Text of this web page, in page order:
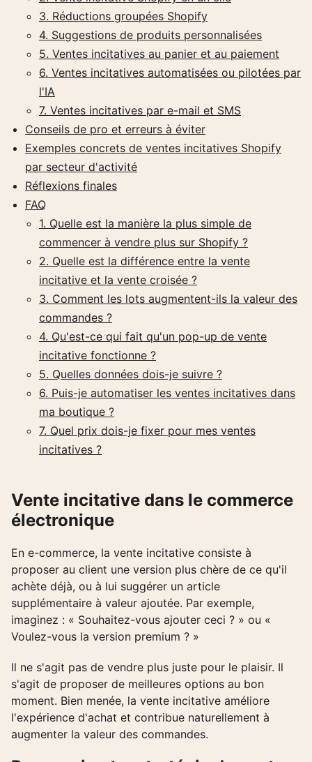
3. Réductions groupées Shopify
4. Suggestions de produits personnalisées
5. Ventes incitatives au panier et au paiement
6. Ventes incitatives automatisées ou pilotées par
l'IA
7. Ventes incitatives par e-mail et SMS
Conseils de pro et erreurs à éviter
Exemples concrets de ventes incitatives Shopify
par secteur d'activité
Réflexions finales
FAQ
1. Quelle est la manière la plus simple de
commencer à vendre plus sur Shopify ?
2. Quelle est la différence entre la vente
incitative et la vente croisée ?
3. Comment les lots augmentent-ils la valeur des
commandes ?
4. Qu'est-ce qui fait qu'un pop-up de vente
incitative fonctionne ?
5. Quelles données dois-je suivre ?
6. Puis-je automatiser les ventes incitatives dans
ma boutique ?
7. Quel prix dois-je fixer pour mes ventes
incitatives ?
Vente incitative dans le commerce
électronique
En e-commerce, la vente incitative consiste à
proposer au client une version plus chère de ce qu'il
achète déjà, ou à lui suggérer un article
supplémentaire à valeur ajoutée. Par exemple,
imaginez : « Souhaitez-vous ajouter ceci ? » ou «
Voulez-vous la version premium ? »
Il ne s'agit pas de vendre plus juste pour le plaisir. Il
s'agit de proposer de meilleures options au bon
moment. Bien menée, la vente incitative améliore
l'expérience d'achat et contribue naturellement à
augmenter la valeur des commandes.